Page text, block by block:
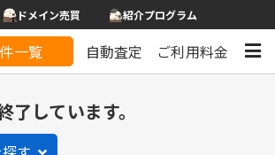
ドメイン売買 紹介プログラム
一覧 自動査定 ご利用料金
しています。